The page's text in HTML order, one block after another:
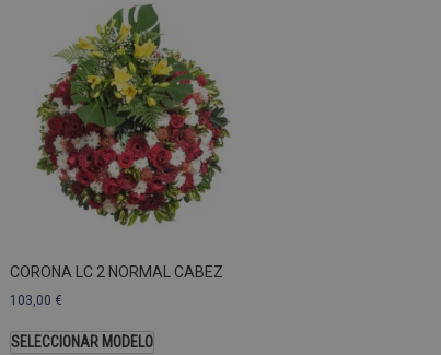
CORONA LC 2 NORMAL CABEZ
103,00 €
SELECCIONAR MODELO
que es
más utilizado.
un número
en cada
de visitantes,
forma
de sitios